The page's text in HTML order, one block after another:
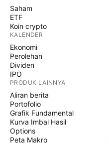
Saham
ETF
Koin crypto
KALENDER
Ekonomi
Perolehan
Dividen
IPO
PRODUK LAINNYA
Aliran berita
Portofolio
Grafik Fundamental
Kurva Imbal Hasil
Options
Peta Makro